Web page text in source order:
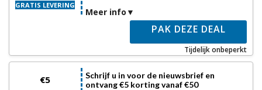
GRATIS LEVERING
Meer info
PAK DEZE DEAL
Tijdelijk onbeperkt
€5
Schrijf u in voor de nieuwsbrief en
ontvang €5 korting vanaf €50